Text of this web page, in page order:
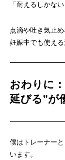
「耐えるしかな
点滴や吐き気止め
妊娠中でも使える
おわりに
延びる”が
僕はトレーナー
います。